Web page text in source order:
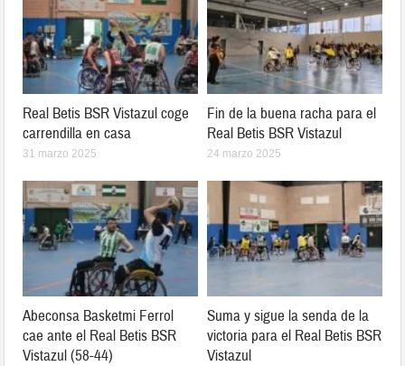
Real Betis BSR Vistazul coge
carrendilla en casa
31 marzo 2025
Fin de la buena racha para el
Real Betis BSR Vistazul
24 marzo 2025
Abeconsa Basketmi Ferrol
cae ante el Real Betis BSR
Vistazul (58-44)
Suma y sigue la senda de la
victoria para el Real Betis BSR
Vistazul